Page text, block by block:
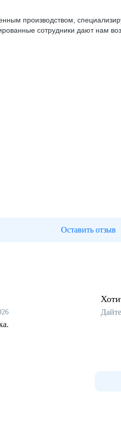
производством,
сотрудники дают нам
Оставить отзыв